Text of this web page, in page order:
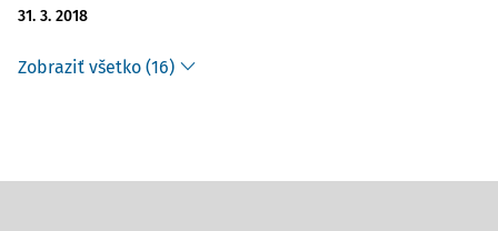
31. 3. 2018
Zobraziť všetko (16)